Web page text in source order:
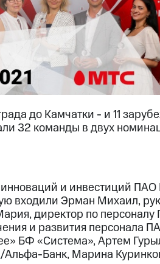
до Камчатки - и 11
32 команды в двух
и инвестиций
входили Эрман Михаил,
директор по
и развития персонала
БФ «Система», Артем
Альфа-Банк, Марина